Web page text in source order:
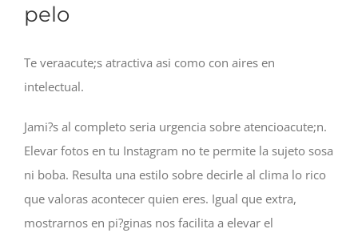
pelo
Te veraacute;s atractiva asi­ como con aires en
intelectual.
Jami?s al completo seri­a urgencia sobre atencioacute;n.
Elevar fotos en tu Instagram no te permite la sujeto sosa
ni boba. Resulta una estilo sobre decirle al clima lo rico
que valoras acontecer quien eres. Igual que extra,
mostrarnos en pi?ginas nos facilita a elevar el